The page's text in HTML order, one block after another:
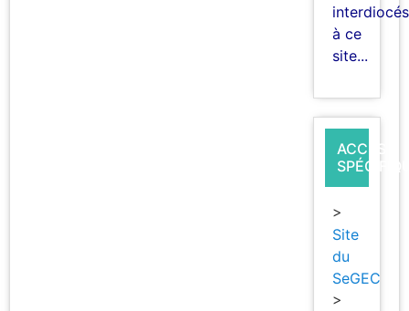
à ce
site...
ACCÈS
>
Site
du
SeGEC
>